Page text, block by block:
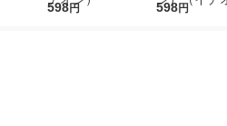
1セッ
グレー 3個入 約幅6×
598円
個入 約幅6×
598円